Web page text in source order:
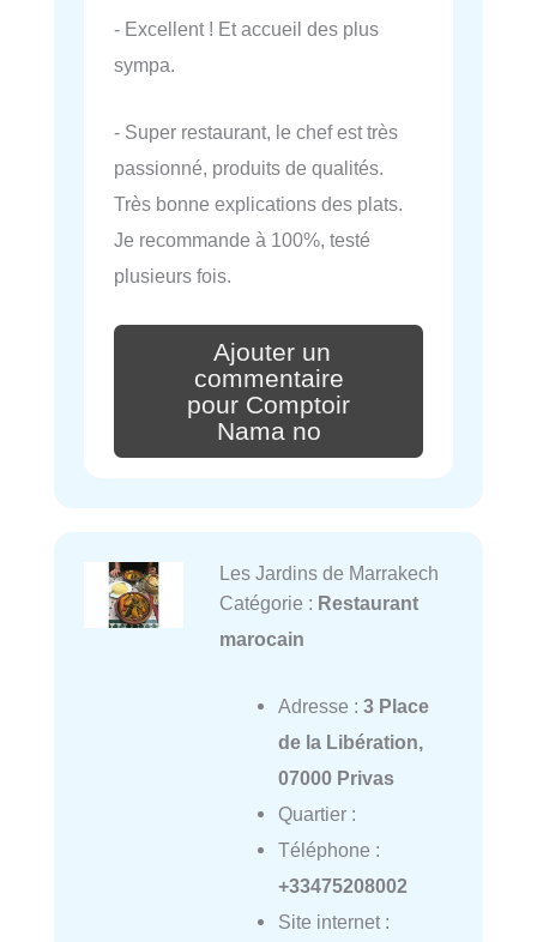
- Excellent ! Et accueil des plus
sympa.
- Super restaurant, le chef est très
passionné, produits de qualités.
Très bonne explications des plats.
Je recommande à 100%, testé
plusieurs fois.
Ajouter un
commentaire
pour Comptoir
Nama no
Les Jardins de Marrakech
Catégorie : Restaurant
marocain
Adresse : 3 Place
de la Libération,
07000 Privas
Quartier :
Téléphone :
+33475208002
Site internet :